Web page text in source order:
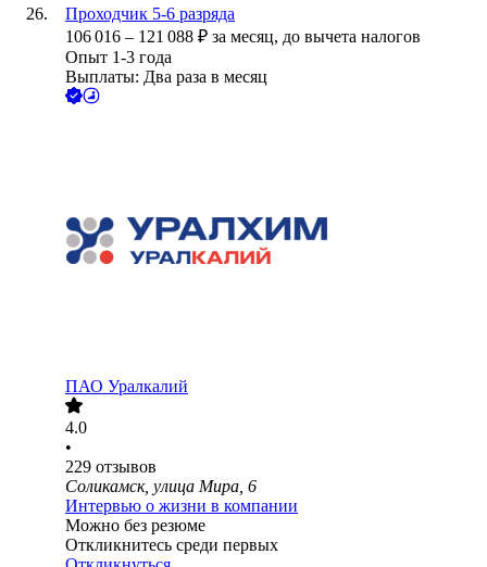
Проходчик 5-6 разряда
106 016 – 121 088 ₽ за месяц, до вычета налогов
Опыт 1-3 года
Выплаты: Два раза в месяц
ПАО Уралкалий
4.0
•
229 отзывов
Соликамск, улица Мира, 6
Интервью о жизни в компании
Можно без резюме
Откликнитесь среди первых